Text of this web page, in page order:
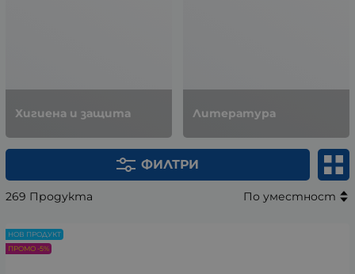
Хигиена и защита Литература
ФИЛТРИ
269 Продукта По уместност
НОВ ПРОДУКТ
ПРОМО -5%